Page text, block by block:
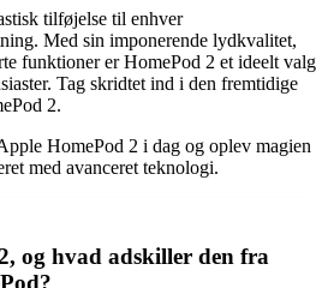
tilføjelse til enhver
Med sin imponerende lydkvalitet,
funktioner er HomePod 2 et ideelt valg
Tag skridtet ind i den fremtidige
2.
HomePod 2 i dag og oplev magien
med avanceret teknologi.
og hvad adskiller den fra